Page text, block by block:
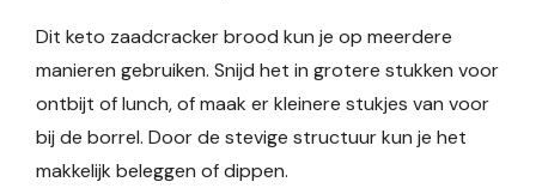
Dit keto zaadcracker brood kun je op meerdere
manieren gebruiken. Snijd het in grotere stukken voor
ontbijt of lunch, of maak er kleinere stukjes van voor
bij de borrel. Door de stevige structuur kun je het
makkelijk beleggen of dippen.